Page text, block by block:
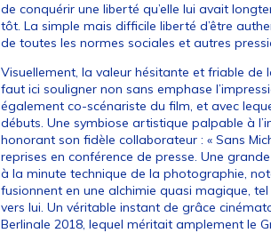
de conquérir une liberté qu’elle lui avait
tôt. La simple mais difficile liberté d’être
de toutes les normes sociales et autres
Visuellement, la valeur hésitante et friable
faut ici souligner non sans emphase
également co-scénariste du film, et avec
débuts. Une symbiose artistique palpable à
honorant son fidèle collaborateur : « Sans
reprises en conférence de presse. Une
à la minute technique de la photographie,
fusionnent en une alchimie quasi magique,
vers lui. Un véritable instant de grâce
Berlinale 2018, lequel méritait amplement le